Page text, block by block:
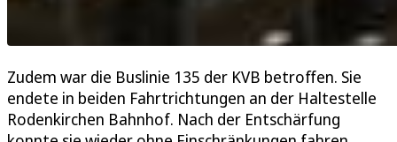
Zudem war die Buslinie 135 der KVB betroffen. Sie
endete in beiden Fahrtrichtungen an der Haltestelle
Rodenkirchen Bahnhof. Nach der Entschärfung